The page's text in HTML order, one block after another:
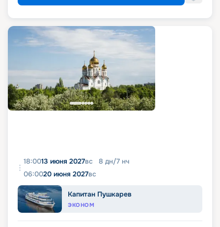
18:0013 июня 2027вс 8 дн/7 нч
06:0020 июня 2027вс
Капитан Пушкарев
ЭКОНОМ